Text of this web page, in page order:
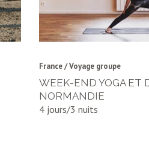
France / Voyage groupe
WEEK-END YOGA ET
NORMANDIE
4 jours/3 nuits